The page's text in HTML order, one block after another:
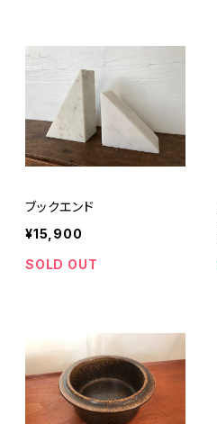
ブックエンド
¥15,900
SOLD OUT